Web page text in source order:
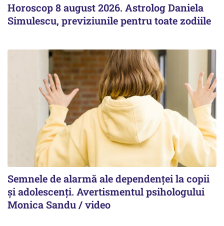
Horoscop 8 august 2026. Astrolog Daniela
Simulescu, previziunile pentru toate zodiile
Semnele de alarmă ale dependenței la copii
și adolescenți. Avertismentul psihologului
Monica Sandu / video